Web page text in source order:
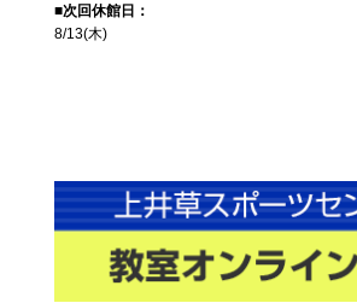
■次回休館日：
8/13(木)